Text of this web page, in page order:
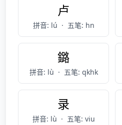
卢
拼音: lú · 五笔: hn
鏴
拼音: lù · 五笔: qkhk
录
拼音: lù · 五笔: viu